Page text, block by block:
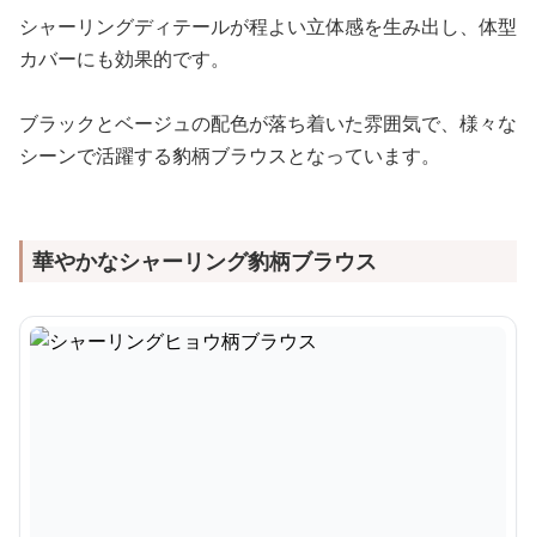
シャーリングディテールが程よい立体感を生み出し、体型
カバーにも効果的です。
ブラックとベージュの配色が落ち着いた雰囲気で、様々な
シーンで活躍する豹柄ブラウスとなっています。
華やかなシャーリング豹柄ブラウス